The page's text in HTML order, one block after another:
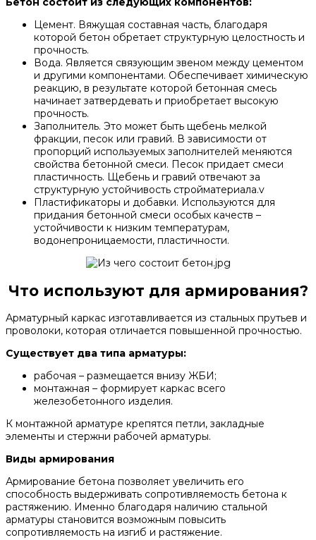
Цемент. Вяжущая составная часть, благодаря
которой бетон обретает структурную целостность и
прочность.
Вода. Является связующим звеном между цементом
и другими компонентами. Обеспечивает химическую
реакцию, в результате которой бетонная смесь
начинает затвердевать и приобретает высокую
прочность.
Заполнитель. Это может быть щебень мелкой
фракции, песок или гравий. В зависимости от
пропорций используемых заполнителей меняются
свойства бетонной смеси. Песок придает смеси
пластичность. Щебень и гравий отвечают за
структурную устойчивость стройматериала.v
Пластификаторы и добавки. Используются для
придания бетонной смеси особых качеств –
устойчивости к низким температурам,
водонепроницаемости, пластичности.
Что используют для армирования?
Арматурный каркас изготавливается из стальных прутьев и
проволоки, которая отличается повышенной прочностью.
Существует два типа арматуры:
рабочая – размещается внизу ЖБИ;
монтажная – формирует каркас всего
железобетонного изделия.
К монтажной арматуре крепятся петли, закладные
элементы и стержни рабочей арматуры.
Виды армирования
Армирование бетона позволяет увеличить его
способность выдерживать сопротивляемость бетона к
растяжению. Именно благодаря наличию стальной
арматуры становится возможным повысить
сопротивляемость на изгиб и растяжение.